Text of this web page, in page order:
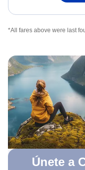
*All fares above were last
Únete a